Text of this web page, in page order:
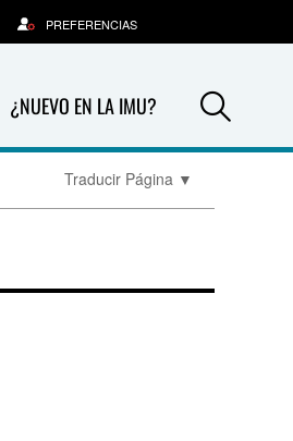
¿NUEVO EN LA IMU?
PREFERENCIAS
Traducir Página ▼